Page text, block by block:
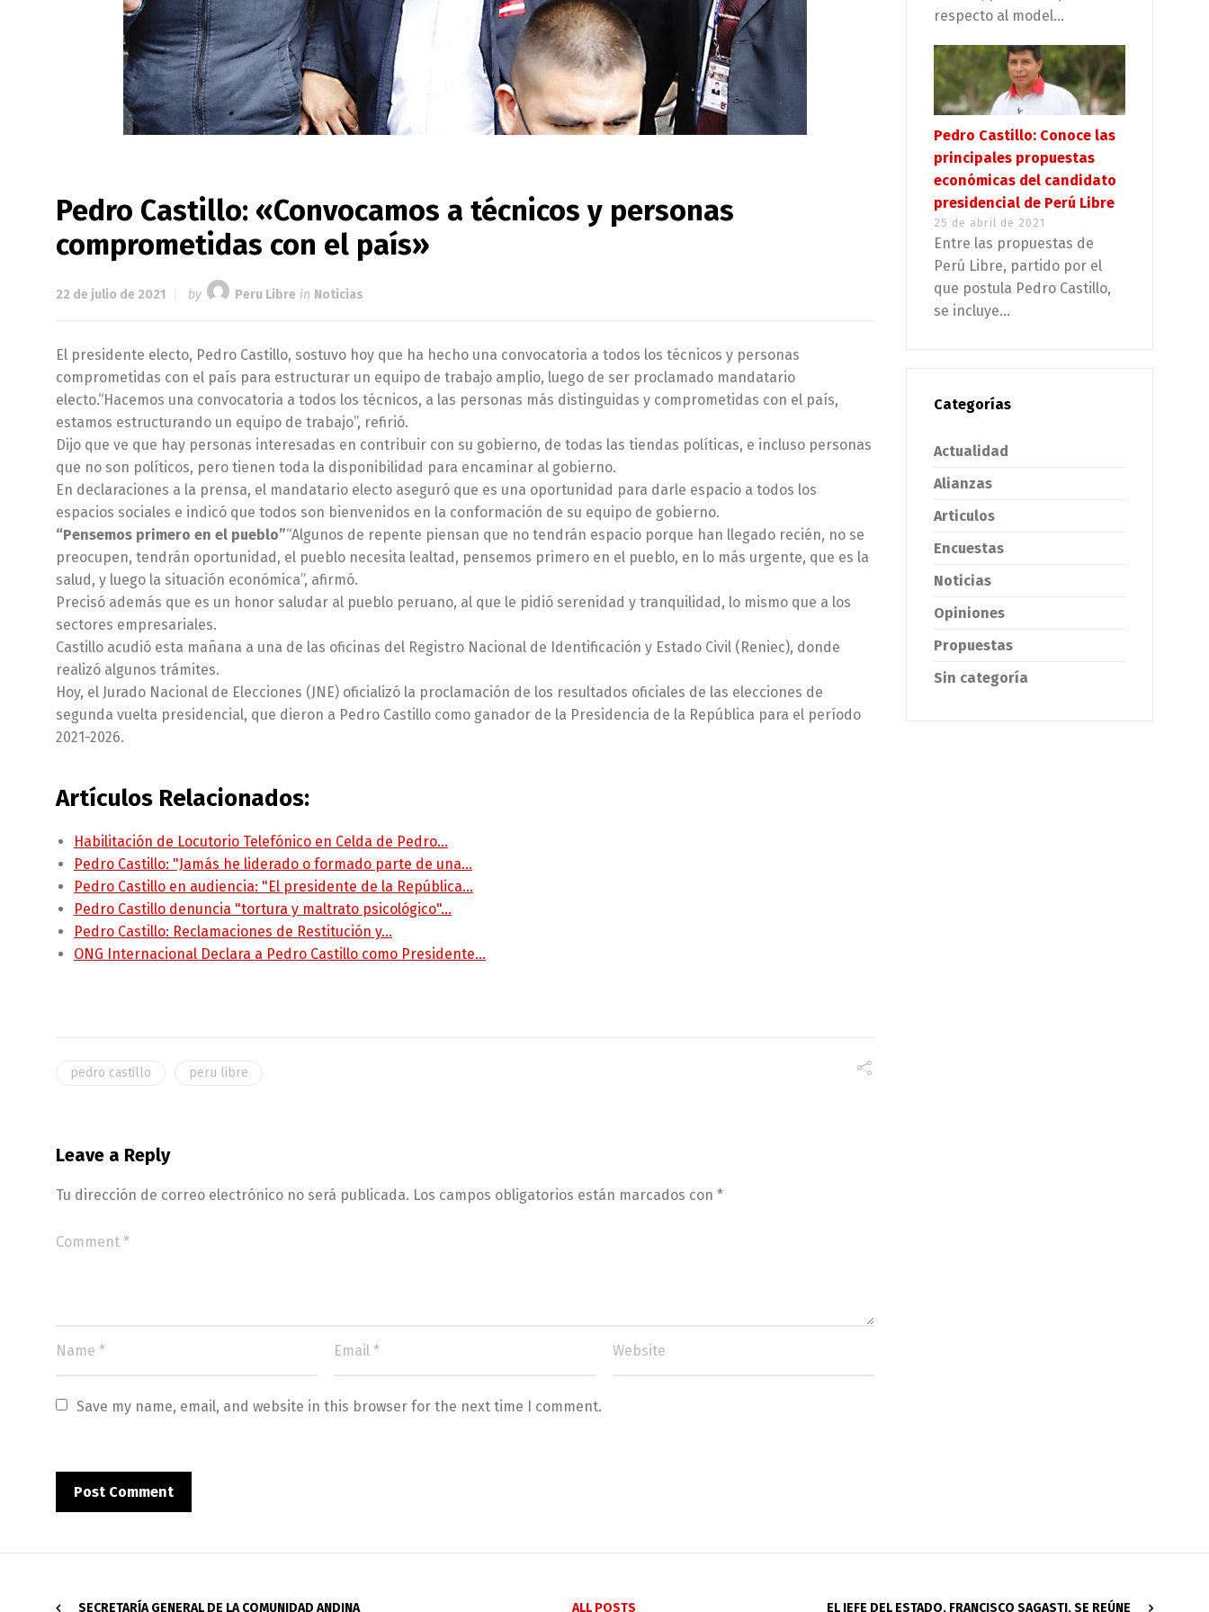
Pedro Castillo: «Convocamos a técnicos y personas
comprometidas con el país»
22 de julio de 2021 by Peru Libre in Noticias
El presidente electo, Pedro Castillo, sostuvo hoy que ha hecho una convocatoria a todos los técnicos y personas
comprometidas con el país para estructurar un equipo de trabajo amplio, luego de ser proclamado mandatario
electo.“Hacemos una convocatoria a todos los técnicos, a las personas más distinguidas y comprometidas con el país,
estamos estructurando un equipo de trabajo”, refirió.
Dijo que ve que hay personas interesadas en contribuir con su gobierno, de todas las tiendas políticas, e incluso personas
que no son políticos, pero tienen toda la disponibilidad para encaminar al gobierno.
En declaraciones a la prensa, el mandatario electo aseguró que es una oportunidad para darle espacio a todos los
espacios sociales e indicó que todos son bienvenidos en la conformación de su equipo de gobierno.
“Pensemos primero en el pueblo”“Algunos de repente piensan que no tendrán espacio porque han llegado recién, no se
preocupen, tendrán oportunidad, el pueblo necesita lealtad, pensemos primero en el pueblo, en lo más urgente, que es la
salud, y luego la situación económica”, afirmó.
Precisó además que es un honor saludar al pueblo peruano, al que le pidió serenidad y tranquilidad, lo mismo que a los
sectores empresariales.
Castillo acudió esta mañana a una de las oficinas del Registro Nacional de Identificación y Estado Civil (Reniec), donde
realizó algunos trámites.
Hoy, el Jurado Nacional de Elecciones (JNE) oficializó la proclamación de los resultados oficiales de las elecciones de
segunda vuelta presidencial, que dieron a Pedro Castillo como ganador de la Presidencia de la República para el período
2021-2026.
Artículos Relacionados:
Habilitación de Locutorio Telefónico en Celda de Pedro…
Pedro Castillo: "Jamás he liderado o formado parte de una…
Pedro Castillo en audiencia: "El presidente de la República…
Pedro Castillo denuncia "tortura y maltrato psicológico"…
Pedro Castillo: Reclamaciones de Restitución y…
ONG Internacional Declara a Pedro Castillo como Presidente…
pedro castillo peru libre
Leave a Reply
Tu dirección de correo electrónico no será publicada. Los campos obligatorios están marcados con *
Save my name, email, and website in this browser for the next time I comment.
respecto al model...
Pedro Castillo: Conoce las
principales propuestas
económicas del candidato
presidencial de Perú Libre
25 de abril de 2021
Entre las propuestas de
Perú Libre, partido por el
que postula Pedro Castillo,
se incluye...
Categorías
Actualidad
Alianzas
Articulos
Encuestas
Noticias
Opiniones
Propuestas
Sin categoría
SECRETARÍA GENERAL DE LA COMUNIDAD ANDINA ALL POSTS EL JEFE DEL ESTADO, FRANCISCO SAGASTI, SE REÚNE